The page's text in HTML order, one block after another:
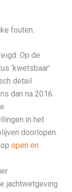
fouten.
Op de
‘kwetsbaar’
detail.
dan na 2016.
in het
doorlopen.
open en
jachtwetgeving